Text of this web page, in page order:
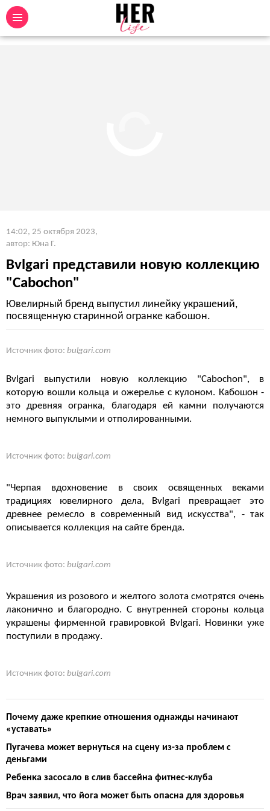
14:02, 25 октября 2023,
автор: Юна Г.
Bvlgari представили новую коллекцию
"Cabochon"
Ювелирный бренд выпустил линейку украшений,
посвященную старинной огранке кабошон.
Источник фото: bulgari.com
Bvlgari выпустили новую коллекцию "Cabochon", в
которую вошли кольца и ожерелье с кулоном. Кабошон -
это древняя огранка, благодаря ей камни получаются
немного выпуклыми и отполированными.
Источник фото: bulgari.com
"Черпая вдохновение в своих освященных веками
традициях ювелирного дела, Bvlgari превращает это
древнее ремесло в современный вид искусства", - так
описывается коллекция на сайте бренда.
Источник фото: bulgari.com
Украшения из розового и желтого золота смотрятся очень
лаконично и благородно. С внутренней стороны кольца
украшены фирменной гравировкой Bvlgari. Новинки уже
поступили в продажу.
Источник фото: bulgari.com
Почему даже крепкие отношения однажды начинают
«уставать»
Пугачева может вернуться на сцену из-за проблем с
деньгами
Ребенка засосало в слив бассейна фитнес-клуба
Врач заявил, что йога может быть опасна для здоровья